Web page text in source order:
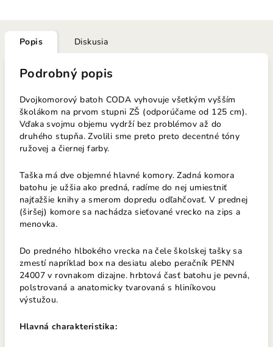
Popis Diskusia
Podrobný popis
Dvojkomorový batoh CODA vyhovuje všetkým vyšším
školákom na prvom stupni ZŠ (odporúčame od 125 cm).
Vďaka svojmu objemu vydrží bez problémov až do
druhého stupňa. Zvolili sme preto preto decentné tóny
ružovej a čiernej farby.
Taška má dve objemné hlavné komory. Zadná komora
batohu je užšia ako predná, radíme do nej umiestniť
najťažšie knihy a smerom dopredu odľahčovať. V prednej
(širšej) komore sa nachádza sieťované vrecko na zips a
menovka.
Do predného hlbokého vrecka na čele školskej tašky sa
zmestí napríklad box na desiatu alebo peračník PENN
24007 v rovnakom dizajne. hrbtová časť batohu je pevná,
polstrovaná a anatomicky tvarovaná s hliníkovou
výstužou.
Hlavná charakteristika: